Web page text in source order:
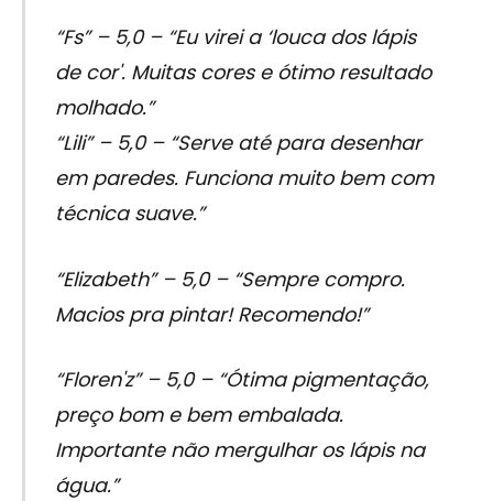
“Fs” – 5,0 – “Eu virei a ‘louca dos lápis
de cor'. Muitas cores e ótimo resultado
molhado.”
“Lili” – 5,0 – “Serve até para desenhar
em paredes. Funciona muito bem com
técnica suave.”
“Elizabeth” – 5,0 – “Sempre compro.
Macios pra pintar! Recomendo!”
“Floren'z” – 5,0 – “Ótima pigmentação,
preço bom e bem embalada.
Importante não mergulhar os lápis na
água.”